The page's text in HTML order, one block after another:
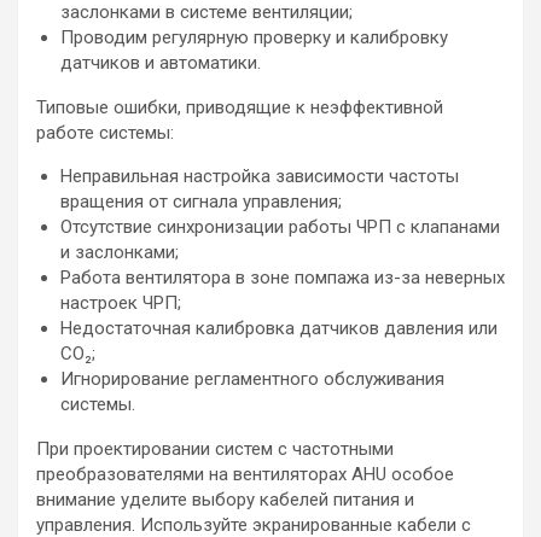
заслонками в системе вентиляции;
Проводим регулярную проверку и калибровку
датчиков и автоматики.
Типовые ошибки, приводящие к неэффективной
работе системы:
Неправильная настройка зависимости частоты
вращения от сигнала управления;
Отсутствие синхронизации работы ЧРП с клапанами
и заслонками;
Работа вентилятора в зоне помпажа из-за неверных
настроек ЧРП;
Недостаточная калибровка датчиков давления или
CO₂;
Игнорирование регламентного обслуживания
системы.
При проектировании систем с частотными
преобразователями на вентиляторах AHU особое
внимание уделите выбору кабелей питания и
управления. Используйте экранированные кабели с